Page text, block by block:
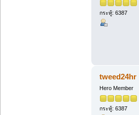
กระทู้: 6387
tweed24hr
Hero Member
กระทู้: 6387